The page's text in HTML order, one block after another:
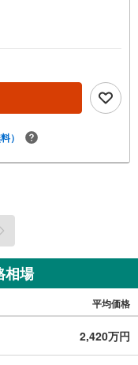
）
相場
平均価格
2,420万円